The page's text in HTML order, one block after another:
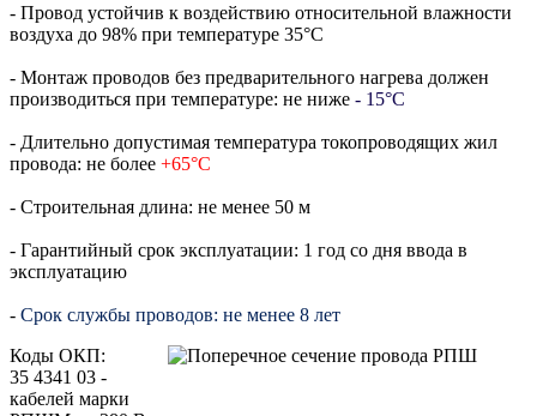
- Провод устойчив к воздействию относительной влажности
воздуха до 98% при температуре 35°С
- Монтаж проводов без предварительного нагрева должен
производиться при температуре: не ниже - 15°С
- Длительно допустимая температура токопроводящих жил
провода: не более +65°С
- Строительная длина: не менее 50 м
- Гарантийный срок эксплуатации: 1 год со дня ввода в
эксплуатацию
- Срок службы проводов: не менее 8 лет
Коды ОКП:
35 4341 03 -
кабелей марки